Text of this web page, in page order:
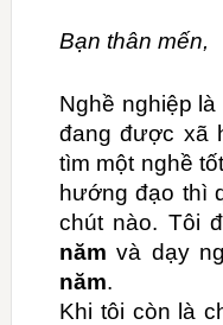
Bạn thân mến,
Nghề nghiệp
đang được xã
tìm một nghề
hướng đạo thì
chút nào. Tôi
năm và dạy
năm.
Khi tôi còn là